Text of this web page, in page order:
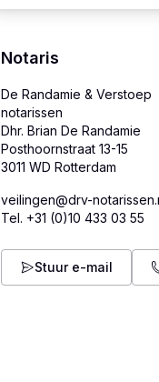
Notaris
De Randamie & Verstoep
notarissen
Dhr. Brian De Randamie
Posthoornstraat 13-15
veilingen@drv-
Tel. +31 (0)10 433 03 55
Stuur e-mail